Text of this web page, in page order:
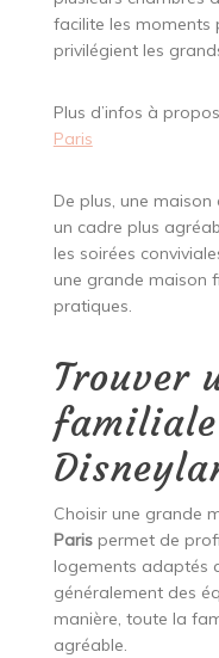
facilite les moments
privilégient les
Plus d’infos à
Paris
De plus, une
un cadre plus
les soirées
une grande maison
pratiques.
Trouver
Choisir une grande
Parispermet de
logements adaptés
généralement des
manière, toute la
agréable.